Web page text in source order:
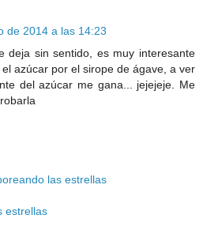
de 2014 a las 14:23
deja sin sentido, es muy interesante
azúcar por el sirope de ágave, a ver
del azúcar me gana... jejejeje. Me
las estrellas
estrellas